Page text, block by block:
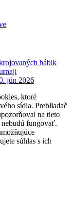
bábik
jún 2026
ktoré
sídla. Prehliadač
na tieto
fungovať.
súhlas s ich